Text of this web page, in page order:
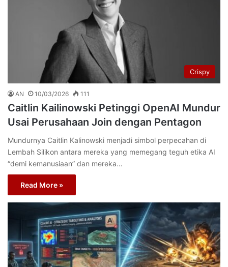
Crispy
AN 10/03/2026 111
Caitlin Kailinowski Petinggi OpenAI Mundur
Usai Perusahaan Join dengan Pentagon
Mundurnya Caitlin Kalinowski menjadi simbol perpecahan di
Lembah Silikon antara mereka yang memegang teguh etika AI
“demi kemanusiaan” dan mereka…
Read More »